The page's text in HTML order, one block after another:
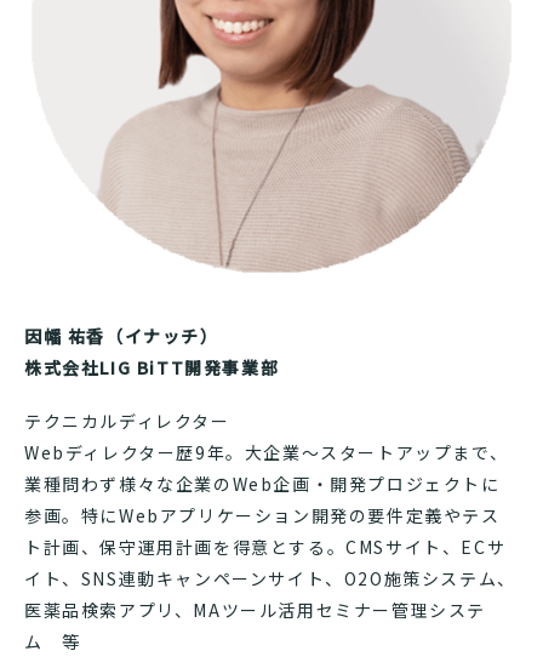
因幡 祐香（イナッチ）
株式会社LIG BiTT開発事業部
テクニカルディレクター
Webディレクター歴9年。大企業〜スタートアップまで、
業種問わず様々な企業のWeb企画・開発プロジェクトに
参画。特にWebアプリケーション開発の要件定義やテス
ト計画、保守運用計画を得意とする。CMSサイト、ECサ
イト、SNS連動キャンペーンサイト、O2O施策システム、
医薬品検索アプリ、MAツール活用セミナー管理システ
ム 等